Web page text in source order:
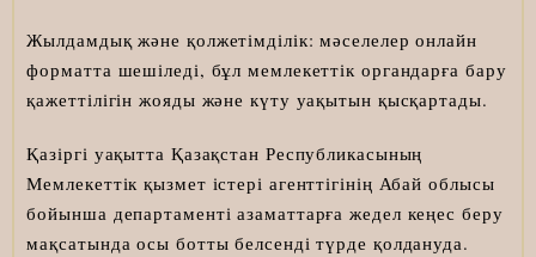
Жылдамдық және қолжетімділік: мәселелер онлайн
форматта шешіледі, бұл мемлекеттік органдарға бару
қажеттілігін жояды және күту уақытын қысқартады.
Қазіргі уақытта Қазақстан Республикасының
Мемлекеттік қызмет істері агенттігінің Абай облысы
бойынша департаменті азаматтарға жедел кеңес беру
мақсатында осы ботты белсенді түрде қолдануда.